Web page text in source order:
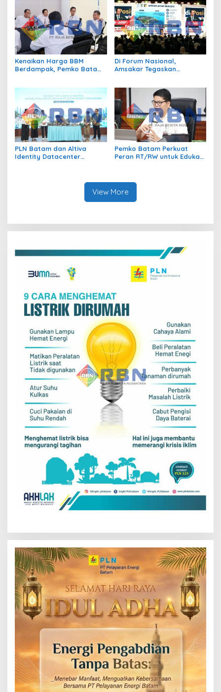
Kenaikan Harga BBM
Berdampak, Pemko Batam
Di Forum Nasional,
Amsakar Tegaskan
Pembangunan
PLN Batam dan Altiva
Identity Datacenter
sebagai Pusat Ekonomi
Pemko Batam Perkuat
Peran RT/RW untuk Edukasi
View More